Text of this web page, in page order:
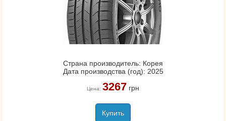
Страна производитель: Корея
Дата производства (год): 2025
Цена: 3267грн
Купить